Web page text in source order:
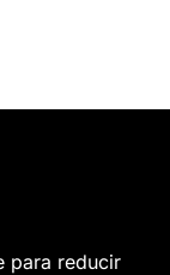
para reducir